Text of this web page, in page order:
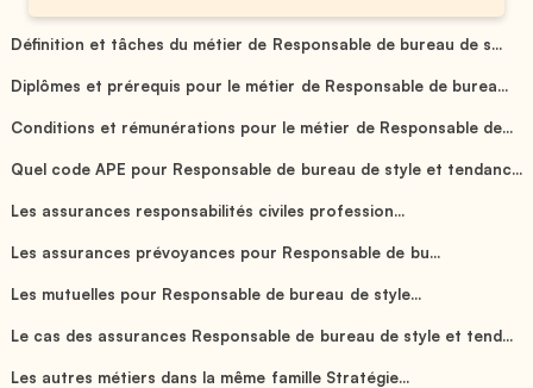
Définition et tâches du métier de Responsable de bureau de s...
Diplômes et prérequis pour le métier de Responsable de burea...
Conditions et rémunérations pour le métier de Responsable de...
Quel code APE pour Responsable de bureau de style et tendanc...
Les assurances responsabilités civiles profession...
Les assurances prévoyances pour Responsable de bu...
Les mutuelles pour Responsable de bureau de style...
Le cas des assurances Responsable de bureau de style et tend...
Les autres métiers dans la même famille Stratégie...